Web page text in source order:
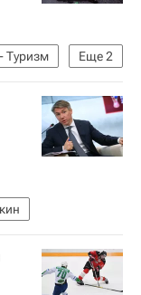
Еще2
Туризм